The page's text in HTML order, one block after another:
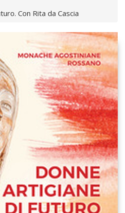
Con Rita da Cascia